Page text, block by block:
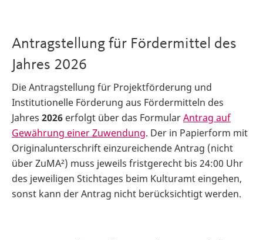
Antragstellung für Fördermittel des
Jahres 2026
Die Antragstellung für Projektförderung und
Institutionelle Förderung aus Fördermitteln des
Jahres 2026 erfolgt über das FormularAntrag auf
Gewährung einer Zuwendung. Der in Papierform mit
Originalunterschrift einzureichende Antrag (nicht
über ZuMA²) muss jeweils fristgerecht bis 24:00 Uhr
des jeweiligen Stichtages beim Kulturamt eingehen,
sonst kann der Antrag nicht berücksichtigt werden.